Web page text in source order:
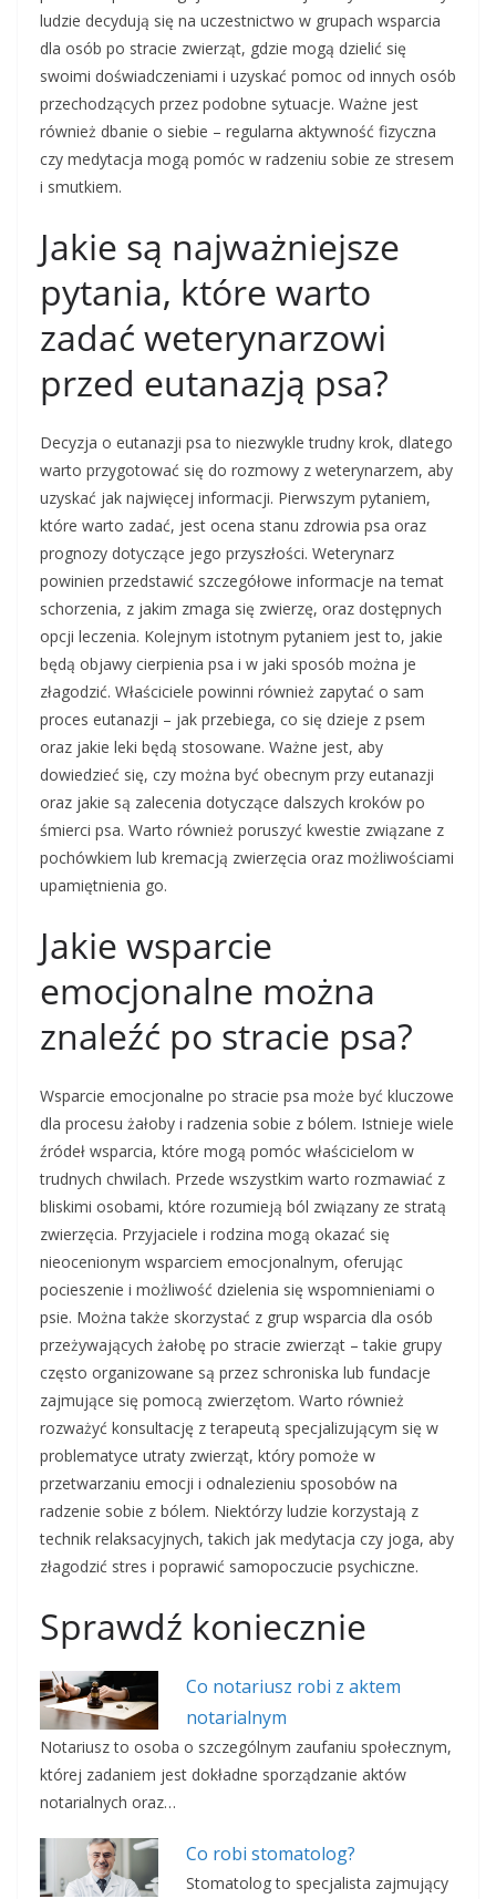
ludzie decydują się na uczestnictwo w grupach wsparcia
dla osób po stracie zwierząt, gdzie mogą dzielić się
swoimi doświadczeniami i uzyskać pomoc od innych osób
przechodzących przez podobne sytuacje. Ważne jest
również dbanie o siebie – regularna aktywność fizyczna
czy medytacja mogą pomóc w radzeniu sobie ze stresem
i smutkiem.
Jakie są najważniejsze
pytania, które warto
zadać weterynarzowi
przed eutanazją psa?
Decyzja o eutanazji psa to niezwykle trudny krok, dlatego
warto przygotować się do rozmowy z weterynarzem, aby
uzyskać jak najwięcej informacji. Pierwszym pytaniem,
które warto zadać, jest ocena stanu zdrowia psa oraz
prognozy dotyczące jego przyszłości. Weterynarz
powinien przedstawić szczegółowe informacje na temat
schorzenia, z jakim zmaga się zwierzę, oraz dostępnych
opcji leczenia. Kolejnym istotnym pytaniem jest to, jakie
będą objawy cierpienia psa i w jaki sposób można je
złagodzić. Właściciele powinni również zapytać o sam
proces eutanazji – jak przebiega, co się dzieje z psem
oraz jakie leki będą stosowane. Ważne jest, aby
dowiedzieć się, czy można być obecnym przy eutanazji
oraz jakie są zalecenia dotyczące dalszych kroków po
śmierci psa. Warto również poruszyć kwestie związane z
pochówkiem lub kremacją zwierzęcia oraz możliwościami
upamiętnienia go.
Jakie wsparcie
emocjonalne można
znaleźć po stracie psa?
Wsparcie emocjonalne po stracie psa może być kluczowe
dla procesu żałoby i radzenia sobie z bólem. Istnieje wiele
źródeł wsparcia, które mogą pomóc właścicielom w
trudnych chwilach. Przede wszystkim warto rozmawiać z
bliskimi osobami, które rozumieją ból związany ze stratą
zwierzęcia. Przyjaciele i rodzina mogą okazać się
nieocenionym wsparciem emocjonalnym, oferując
pocieszenie i możliwość dzielenia się wspomnieniami o
psie. Można także skorzystać z grup wsparcia dla osób
przeżywających żałobę po stracie zwierząt – takie grupy
często organizowane są przez schroniska lub fundacje
zajmujące się pomocą zwierzętom. Warto również
rozważyć konsultację z terapeutą specjalizującym się w
problematyce utraty zwierząt, który pomoże w
przetwarzaniu emocji i odnalezieniu sposobów na
radzenie sobie z bólem. Niektórzy ludzie korzystają z
technik relaksacyjnych, takich jak medytacja czy joga, aby
złagodzić stres i poprawić samopoczucie psychiczne.
Sprawdź koniecznie
Co notariusz robi z aktem
notarialnym
Notariusz to osoba o szczególnym zaufaniu społecznym,
której zadaniem jest dokładne sporządzanie aktów
notarialnych oraz…
Co robi stomatolog?
Stomatolog to specjalista zajmujący